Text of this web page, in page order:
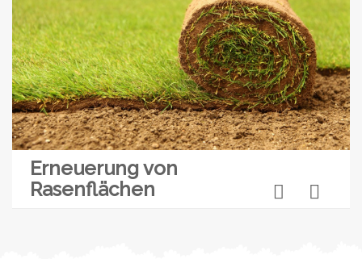
Erneuerung von
Rasenflächen
Pflanzarbeiten
Pflegearbeiten,
Pflanzenschnitt und
Fachmännische
Beratung vor Ort
Pflanzendoktor